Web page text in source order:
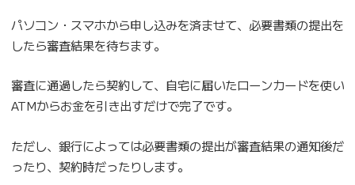
パソコン・スマホから申し込みを済ませて、必要書類の提出を
したら審査結果を待ちます。
審査に通過したら契約して、自宅に届いたローンカードを使い
ATMからお金を引き出すだけで完了です。
ただし、銀行によっては必要書類の提出が審査結果の通知後だ
ったり、契約時だったりします。